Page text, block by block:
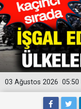
05:50
03 Ağustos 2026